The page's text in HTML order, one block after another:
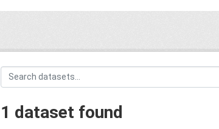
1 dataset found